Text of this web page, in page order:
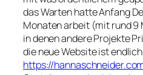
das Warten hatte Anfang
Monaten arbeit (mit rund
in denen andere Projekte
die neue Website ist
https://